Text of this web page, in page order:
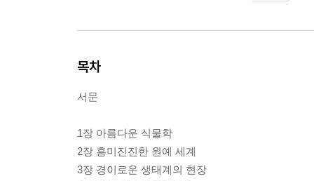
목차
서문
1장 아름다운 식물학
2장 흥미진진한 원예 세계
3장 경이로운 생태계의 현장